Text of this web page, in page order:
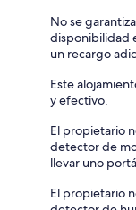
No se
disponibilidad
un recargo
Este
y efectivo.
El propietario
detector de
llevar uno
El propietario